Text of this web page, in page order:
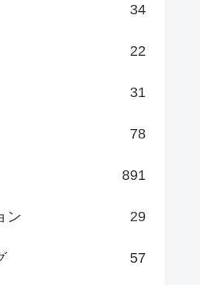
34
22
31
78
891
ン 29
57